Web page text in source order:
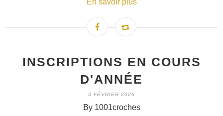
En savoir plus
INSCRIPTIONS EN COURS
D'ANNÉE
3 FÉVRIER 2026
By 1001croches